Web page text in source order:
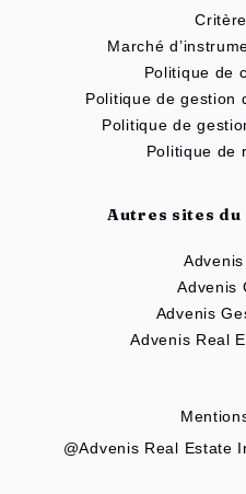
Marché
Politique de
Politique de gestion
Politique de
Politique de
Autres sites du
Advenis
Advenis
Advenis Real
@Advenis Real Estate